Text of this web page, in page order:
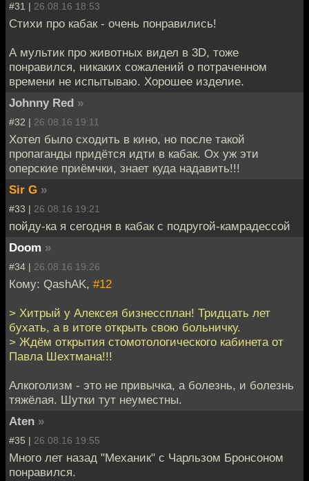
#31 | 26.08.16 18:53
Стихи про кабак - очень понравились!
А мультик про животных видел в 3D, тоже
понравился, никаких сожалений о потраченном
времени не испытываю. Хорошее изделие.
Johnny Red »
#32 | 26.08.16 19:11
Хотел было сходить в кино, но после такой
пропаганды придётся идти в кабак. Ох уж эти
оперские приёмчки, знает куда надавить!!!
Sir G »
#33 | 26.08.16 19:21
пойду-ка я сегодня в кабак с подругой-камрадессой
Doom »
#34 | 26.08.16 19:26
Кому: QashAK, #12
> Хитрый у Алексея бизнессплан! Тридцать лет
бухать, а в итоге открыть свою больничку.
> Ждём открытия стомотологического кабинета от
Павла Шехтмана!!!
Алкоголизм - это не привычка, а болезнь, и болезнь
тяжёлая. Шутки тут неуместны.
Aten »
#35 | 26.08.16 19:55
Много лет назад "Механик" с Чарльзом Бронсоном
понравился.